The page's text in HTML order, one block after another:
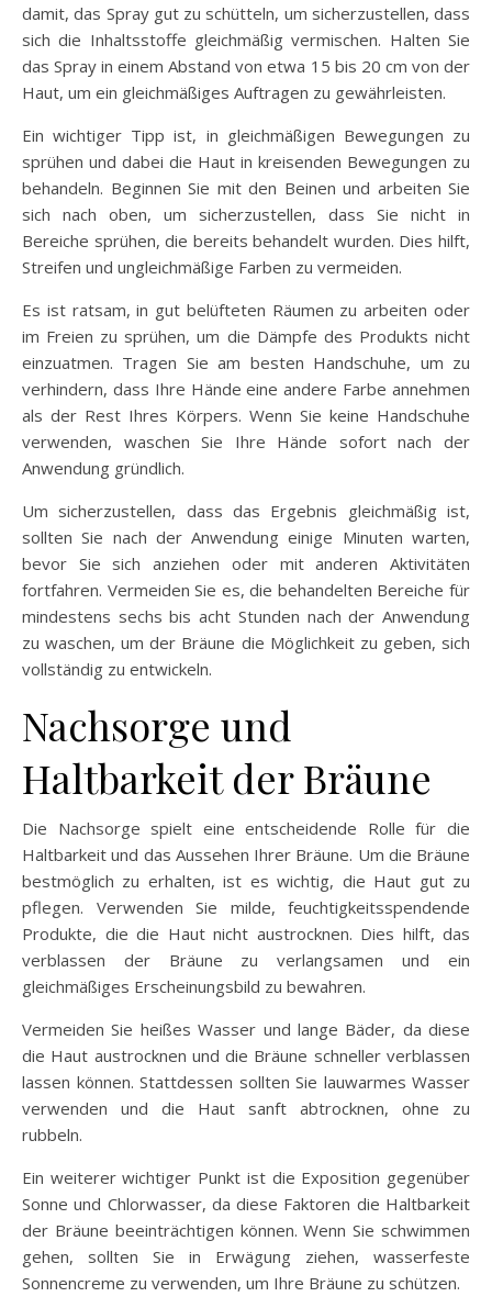
damit, das Spray gut zu schütteln, um sicherzustellen, dass
sich die Inhaltsstoffe gleichmäßig vermischen. Halten Sie
das Spray in einem Abstand von etwa 15 bis 20 cm von der
Haut, um ein gleichmäßiges Auftragen zu gewährleisten.
Ein wichtiger Tipp ist, in gleichmäßigen Bewegungen zu
sprühen und dabei die Haut in kreisenden Bewegungen zu
behandeln. Beginnen Sie mit den Beinen und arbeiten Sie
sich nach oben, um sicherzustellen, dass Sie nicht in
Bereiche sprühen, die bereits behandelt wurden. Dies hilft,
Streifen und ungleichmäßige Farben zu vermeiden.
Es ist ratsam, in gut belüfteten Räumen zu arbeiten oder
im Freien zu sprühen, um die Dämpfe des Produkts nicht
einzuatmen. Tragen Sie am besten Handschuhe, um zu
verhindern, dass Ihre Hände eine andere Farbe annehmen
als der Rest Ihres Körpers. Wenn Sie keine Handschuhe
verwenden, waschen Sie Ihre Hände sofort nach der
Anwendung gründlich.
Um sicherzustellen, dass das Ergebnis gleichmäßig ist,
sollten Sie nach der Anwendung einige Minuten warten,
bevor Sie sich anziehen oder mit anderen Aktivitäten
fortfahren. Vermeiden Sie es, die behandelten Bereiche für
mindestens sechs bis acht Stunden nach der Anwendung
zu waschen, um der Bräune die Möglichkeit zu geben, sich
vollständig zu entwickeln.
Nachsorge und
Haltbarkeit der Bräune
Die Nachsorge spielt eine entscheidende Rolle für die
Haltbarkeit und das Aussehen Ihrer Bräune. Um die Bräune
bestmöglich zu erhalten, ist es wichtig, die Haut gut zu
pflegen. Verwenden Sie milde, feuchtigkeitsspendende
Produkte, die die Haut nicht austrocknen. Dies hilft, das
verblassen der Bräune zu verlangsamen und ein
gleichmäßiges Erscheinungsbild zu bewahren.
Vermeiden Sie heißes Wasser und lange Bäder, da diese
die Haut austrocknen und die Bräune schneller verblassen
lassen können. Stattdessen sollten Sie lauwarmes Wasser
verwenden und die Haut sanft abtrocknen, ohne zu
rubbeln.
Ein weiterer wichtiger Punkt ist die Exposition gegenüber
Sonne und Chlorwasser, da diese Faktoren die Haltbarkeit
der Bräune beeinträchtigen können. Wenn Sie schwimmen
gehen, sollten Sie in Erwägung ziehen, wasserfeste
Sonnencreme zu verwenden, um Ihre Bräune zu schützen.